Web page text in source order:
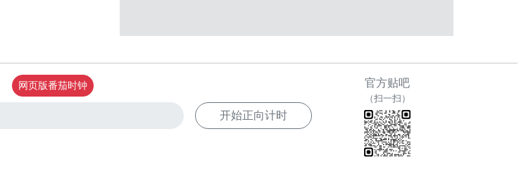
网页版番茄时钟
开始正向计时
官方贴吧
（扫一扫）